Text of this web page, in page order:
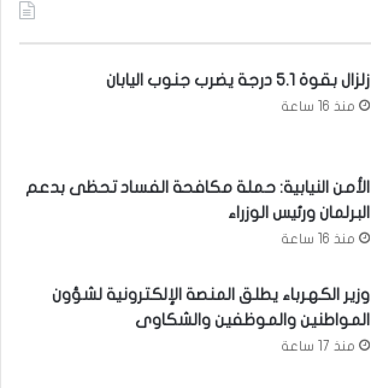
زلزال بقوة 5.1 درجة يضرب جنوب اليابان
منذ 16 ساعة
الأمن النيابية: حملة مكافحة الفساد تحظى بدعم
البرلمان ورئيس الوزراء
منذ 16 ساعة
وزير الكهرباء يطلق المنصة الإلكترونية لشؤون
المواطنين والموظفين والشكاوى
منذ 17 ساعة